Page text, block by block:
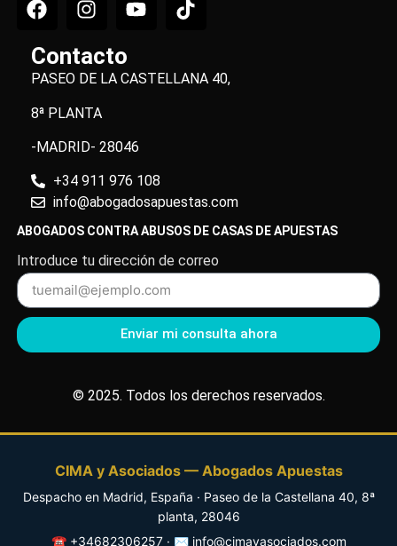
Contacto
PASEO DE LA CASTELLANA 40,
8ª PLANTA
-MADRID- 28046
+34 911 976 108
info@abogadosapuestas.com
ABOGADOS CONTRA ABUSOS DE CASAS DE APUESTAS
Introduce tu dirección de correo
Enviar mi consulta ahora
© 2025. Todos los derechos reservados.
CIMA y Asociados — Abogados Apuestas
Despacho en Madrid, España · Paseo de la Castellana 40, 8ª
planta, 28046
☎ +34682306257· ✉ info@cimayasociados.com